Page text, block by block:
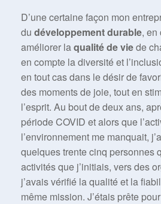
D’une certaine façon mon
du développement durable, en
améliorer laqualité de viede
en compte la diversité et
en tout cas dans le désir de
des moments de joie, tout en
l’esprit. Au bout de deux ans,
période COVID et alors que
l’environnement me manquait,
quelques trente cinq personnes
activités que j’initiais, vers des
j’avais vérifié la qualité et la
même mission. J’étais prête